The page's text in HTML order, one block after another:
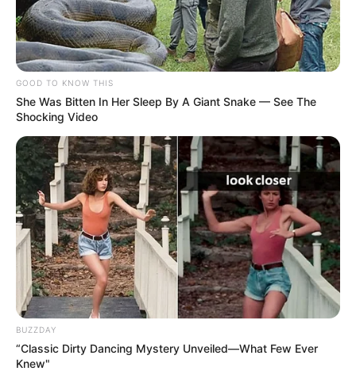
TAGS
ΧΑΛΚΙΔΑ ΝΕΑ
ΤΑΥΤΟΤΗΤΑ ΚΑΙ ΕΠΙΚΟΙΝΩΝΙΑ ΟΡΟΙ ΧΡΗΣΗΣ
GOOD TO KNOW THIS
She Was Bitten In Her Sleep By A Giant Snake — See The
Shocking Video
BUZZDAY
“Classic Dirty Dancing Mystery Unveiled—What Few Ever
Knew"